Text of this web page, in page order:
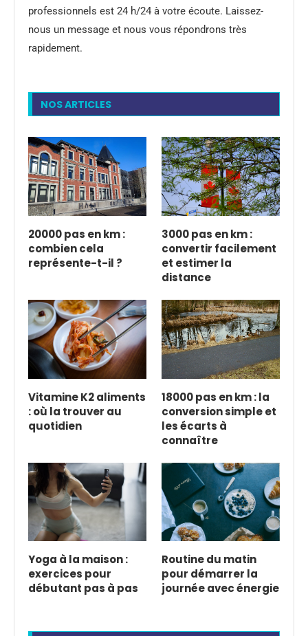
professionnels est 24 h/24 à votre écoute. Laissez-
nous un message et nous vous répondrons très
rapidement.
NOS ARTICLES
20000 pas en km :
combien cela
représente-t-il ?
3000 pas en km :
convertir facilement
et estimer la
distance
Vitamine K2 aliments
: où la trouver au
quotidien
18000 pas en km : la
conversion simple et
les écarts à
connaître
Yoga à la maison :
exercices pour
débutant pas à pas
Routine du matin
pour démarrer la
journée avec énergie